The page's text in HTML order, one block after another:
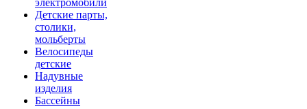
электромобили
Детские парты,
столики,
мольберты
Велосипеды
детские
Надувные
изделия
Бассейны